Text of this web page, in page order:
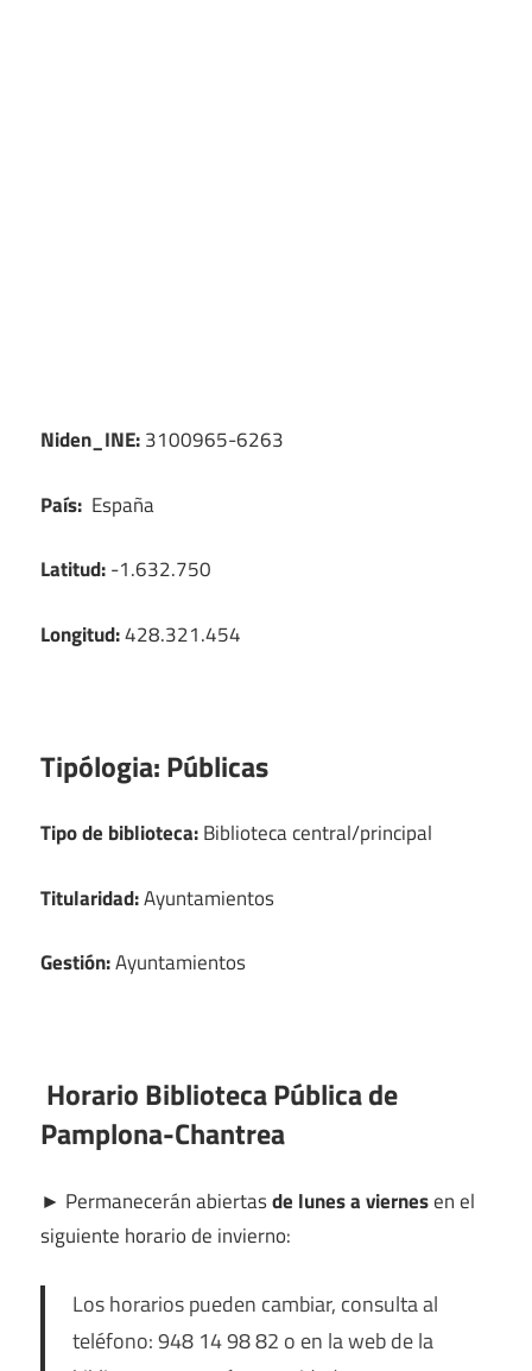
Niden_INE:3100965-6263
País: España
Latitud:-1.632.750
Longitud:428.321.454
Tipólogia:Públicas
Tipo de biblioteca:Biblioteca central/principal
Titularidad:Ayuntamientos
Gestión:Ayuntamientos
Horario Biblioteca Pública de
Pamplona-Chantrea
► Permanecerán abiertasde lunes a viernesen el
siguiente horario de invierno:
Los horarios pueden cambiar, consulta al
teléfono: 948 14 98 82 o en la web de la